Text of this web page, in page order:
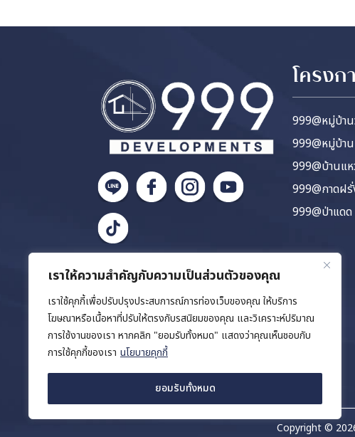
เราให้ความสำคัญกับความเป็นส่วนตัวของคุณ
เราใช้คุกกี้เพื่อปรับปรุงประสบการณ์การท่องเว็บของคุณ ให้บริการ
โฆษณาหรือเนื้อหาที่ปรับให้ตรงกับรสนิยมของคุณ และวิเคราะห์ปริมาณ
การใช้งานของเรา หากคลิก "ยอมรับทั้งหมด" แสดงว่าคุณเห็นชอบกับ
การใช้คุกกี้ของเรา นโยบายคุกกี้
ยอมรับทั้งหมด
โครงก
999@หมู่บ้า
999@หมู่บ้า
999@บ้านแ
999@กาดฝ
999@ป่าแดด
Copyright ©